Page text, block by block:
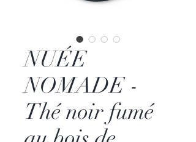
NUÉE
NOMADE -
Thé noir fumé